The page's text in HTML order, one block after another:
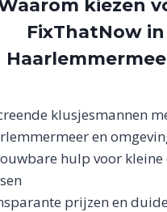
kiezen
FixThatNow in
klusjesmannen
en
hulp voor kleine
prijzen en